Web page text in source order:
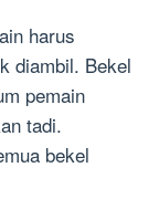
harus
diambil. Bekel
pemain
tadi.
bekel